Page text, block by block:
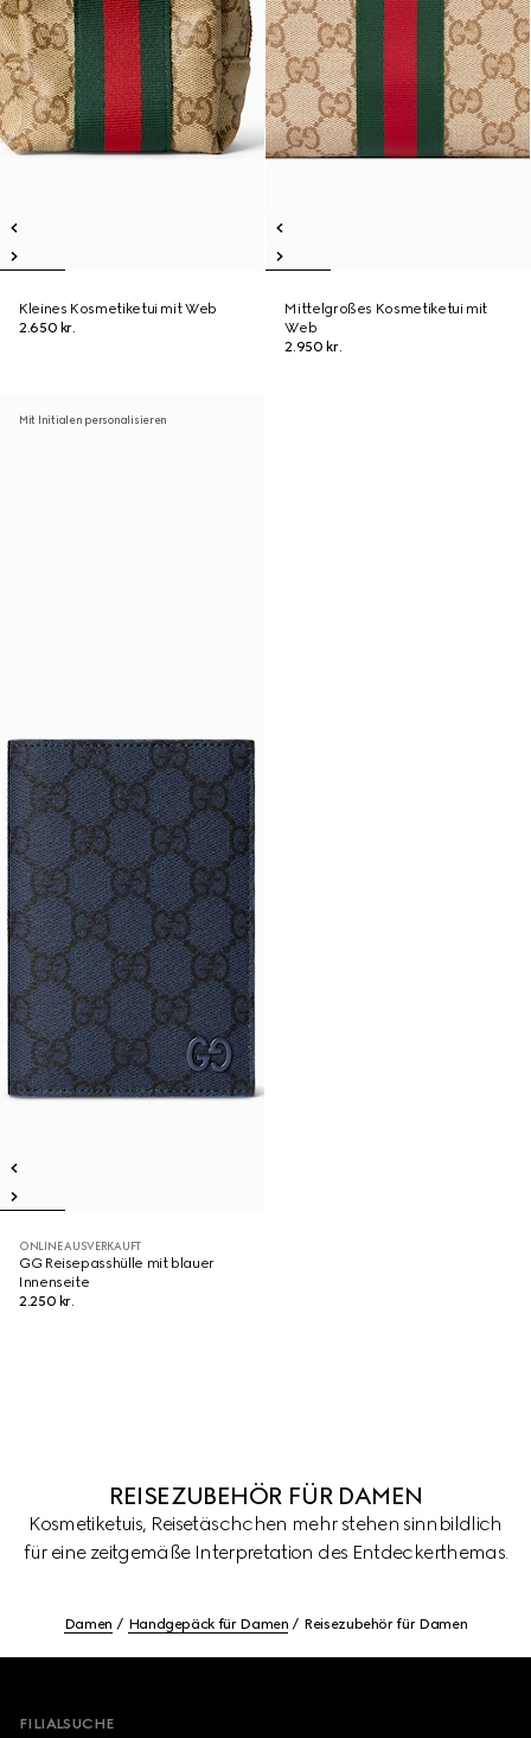
Kleines Kosmetiketui mit Web
2.650 kr.
Mittelgroßes Kosmetiketui mit
Web
2.950 kr.
Mit Initialen personalisieren
ONLINE AUSVERKAUFT
GG Reisepasshülle mit blauer
Innenseite
2.250 kr.
REISEZUBEHÖR FÜR DAMEN
Kosmetiketuis, Reisetäschchen mehr stehen sinnbildlich
für eine zeitgemäße Interpretation des Entdeckerthemas.
Damen Handgepäck für Damen Reisezubehör für Damen
FILIALSUCHE